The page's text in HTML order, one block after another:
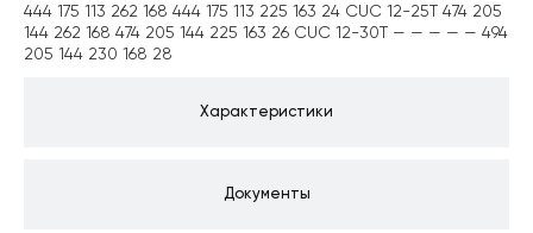
Характеристики
Документы
444 175 113 262 168 444 175 113 225 163 24 CUC 12-25T 474 205
144 262 168 474 205 144 225 163 26 CUC 12-30T — — — — — 494
205 144 230 168 28